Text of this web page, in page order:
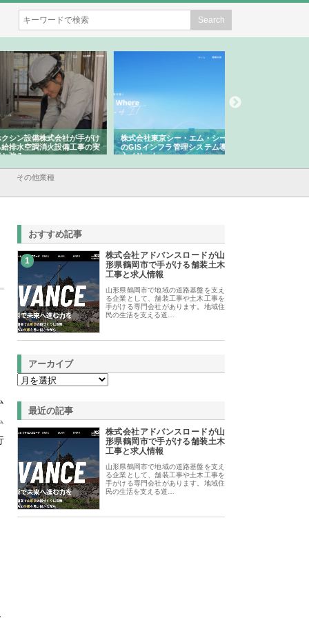
シン設備株式会社が手がけ
排水空調消火設備工事の実
み
株式会社東京シー・エム・シー
のGISインフラ管理システム導
入メリット
その他業種
おすすめ記事
1
株式会社アドバンスロードが山
形県鶴岡市で手がける舗装土木
工事と求人情報
山形県鶴岡市で地域の道路基盤を支え
る企業として、舗装工事や土木工事を
手がける専門会社があります。地域住
民の生活を支える道…
アーカイブ
最近の記事
株式会社アドバンスロードが山
形県鶴岡市で手がける舗装土木
工事と求人情報
山形県鶴岡市で地域の道路基盤を支え
る企業として、舗装工事や土木工事を
手がける専門会社があります。地域住
民の生活を支える道…